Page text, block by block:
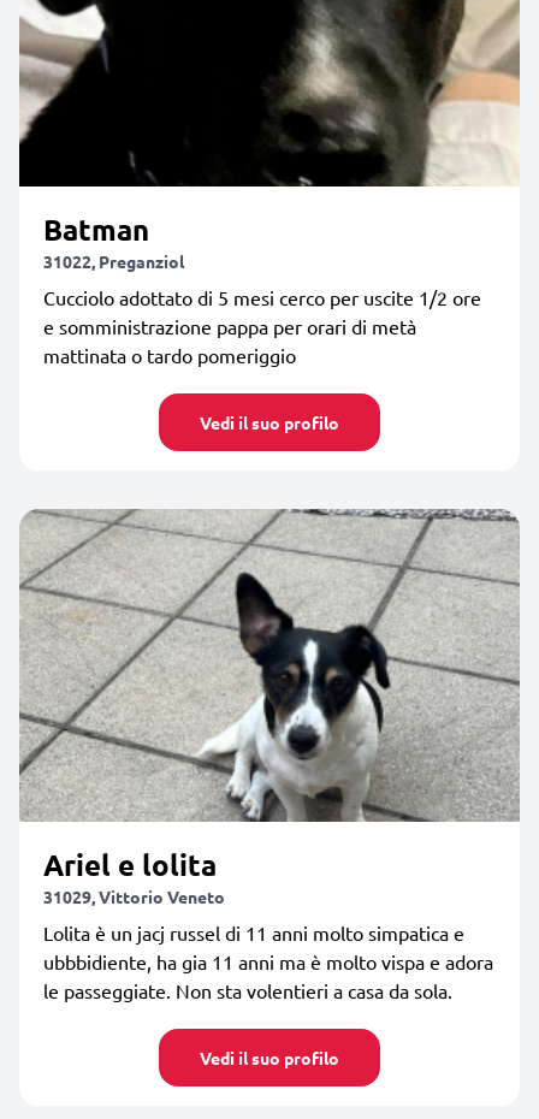
Batman
31022, Preganziol
Cucciolo adottato di 5 mesi cerco per uscite 1/2 ore
e somministrazione pappa per orari di metà
mattinata o tardo pomeriggio
Vedi il suo profilo
Ariel e lolita
31029, Vittorio Veneto
Lolita è un jacj russel di 11 anni molto simpatica e
ubbbidiente, ha gia 11 anni ma è molto vispa e adora
le passeggiate. Non sta volentieri a casa da sola.
Vedi il suo profilo